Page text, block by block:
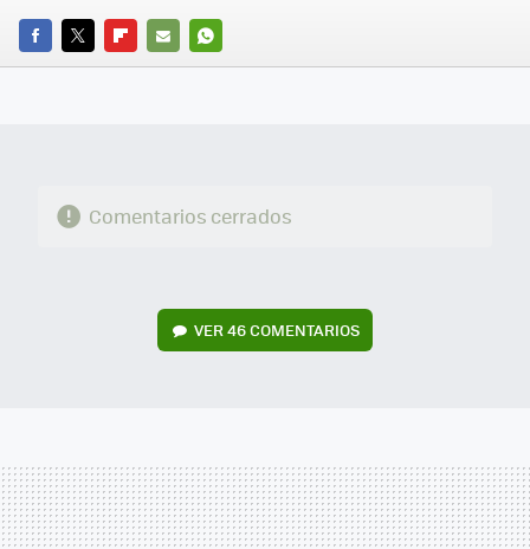
FACEBOOK
TWITTERFLIPBOARD
E-
WHATSAPP
Comentarios cerrados
VER46 COMENTARIOS